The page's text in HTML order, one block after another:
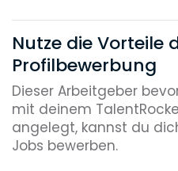
Nutze die Vorteile
Profilbewerbung
Dieser Arbeitgeber
mit deinem
angelegt, kannst du
Jobs bewerben.